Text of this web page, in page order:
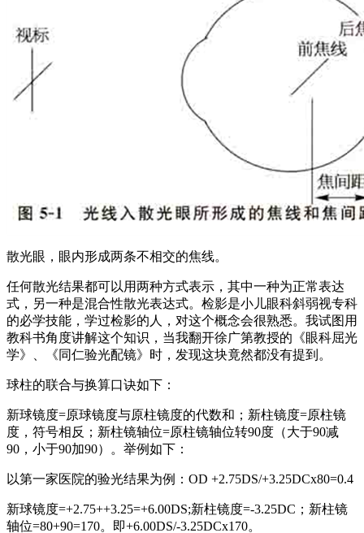
散光眼，眼内形成两条不相交的焦线。
任何散光结果都可以用两种方式表示，其中一种为正常表达
式，另一种是混合性散光表达式。检影是小儿眼科斜弱视专科
的必学技能，学过检影的人，对这个概念会很熟悉。我试图用
教科书角度讲解这个知识，当我翻开徐广第教授的《眼科屈光
学》、《同仁验光配镜》时，发现这块竟然都没有提到。
球柱的联合与换算口诀如下：
新球镜度=原球镜度与原柱镜度的代数和；新柱镜度=原柱镜
度，符号相反；新柱镜轴位=原柱镜轴位转90度（大于90减
90，小于90加90）。举例如下：
以第一家医院的验光结果为例：OD +2.75DS/+3.25DCx80=0.4
新球镜度=+2.75++3.25=+6.00DS;新柱镜度=-3.25DC；新柱镜
轴位=80+90=170。即+6.00DS/-3.25DCx170。